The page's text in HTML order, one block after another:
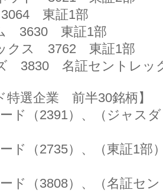
東証1部
3630 東証1部
クス 3762 東証1部
3830 名証セントレッ
特選企業 前半30銘柄】
ド（2391）、（ジャス
ド（2735）、（東証1部
ド（3808）、（名証セ